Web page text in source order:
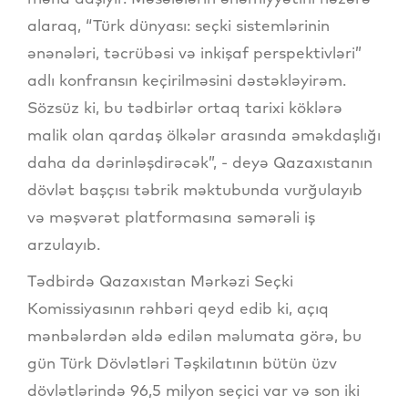
alaraq, “Türk dünyası: seçki sistemlərinin
ənənələri, təcrübəsi və inkişaf perspektivləri”
adlı konfransın keçirilməsini dəstəkləyirəm.
Sözsüz ki, bu tədbirlər ortaq tarixi köklərə
malik olan qardaş ölkələr arasında əməkdaşlığı
daha da dərinləşdirəcək”, - deyə Qazaxıstanın
dövlət başçısı təbrik məktubunda vurğulayıb
və məşvərət platformasına səmərəli iş
arzulayıb.
Tədbirdə Qazaxıstan Mərkəzi Seçki
Komissiyasının rəhbəri qeyd edib ki, açıq
mənbələrdən əldə edilən məlumata görə, bu
gün Türk Dövlətləri Təşkilatının bütün üzv
dövlətlərində 96,5 milyon seçici var və son iki